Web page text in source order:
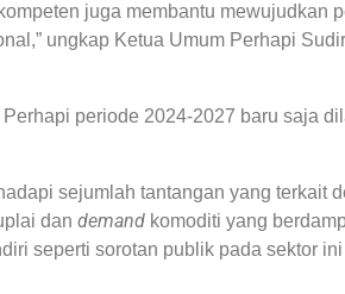
juga membantu mewujudkan
ungkap Ketua Umum Perhapi
periode 2024-2027 baru saja
sejumlah tantangan yang terkait
dan demand komoditi yang
seperti sorotan publik pada sektor